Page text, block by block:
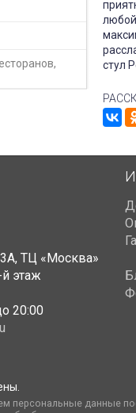
стул
ТЦ «Москва»
этаж
20:00
персональные данные